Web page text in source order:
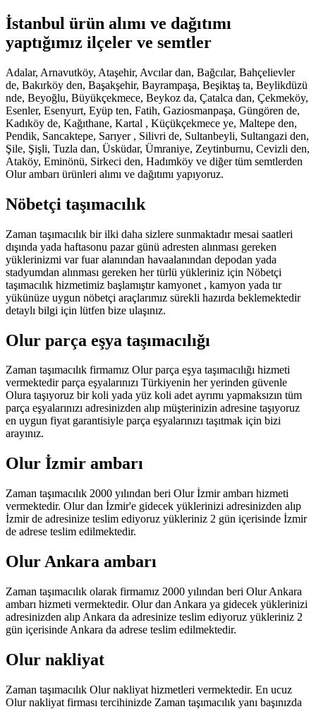
İstanbul ürün alımı ve dağıtımı
yaptığımız ilçeler ve semtler
Adalar, Arnavutköy, Ataşehir, Avcılar dan, Bağcılar, Bahçelievler
de, Bakırköy den, Başakşehir, Bayrampaşa, Beşiktaş ta, Beylikdüzü
nde, Beyoğlu, Büyükçekmece, Beykoz da, Çatalca dan, Çekmeköy,
Esenler, Esenyurt, Eyüp ten, Fatih, Gaziosmanpaşa, Güngören de,
Kadıköy de, Kağıthane, Kartal , Küçükçekmece ye, Maltepe den,
Pendik, Sancaktepe, Sarıyer , Silivri de, Sultanbeyli, Sultangazi den,
Şile, Şişli, Tuzla dan, Üsküdar, Ümraniye, Zeytinburnu, Cevizli den,
Ataköy, Eminönü, Sirkeci den, Hadımköy ve diğer tüm semtlerden
Olur ambarı ürünleri alımı ve dağıtımı yapıyoruz.
Nöbetçi taşımacılık
Zaman taşımacılık bir ilki daha sizlere sunmaktadır mesai saatleri
dışında yada haftasonu pazar günü adresten alınması gereken
yüklerinizmi var fuar alanından havaalanından depodan yada
stadyumdan alınması gereken her türlü yükleriniz için Nöbetçi
taşımacılık hizmetimiz başlamıştır kamyonet , kamyon yada tır
yükünüze uygun nöbetçi araçlarımız sürekli hazırda beklemektedir
detaylı bilgi için lütfen bize ulaşınız.
Olur parça eşya taşımacılığı
Zaman taşımacılık firmamız Olur parça eşya taşımacılığı hizmeti
vermektedir parça eşyalarınızı Türkiyenin her yerinden güvenle
Olura taşıyoruz bir koli yada yüz koli adet ayrımı yapmaksızın tüm
parça eşyalarınızı adresinizden alıp müşterinizin adresine taşıyoruz
en uygun fiyat garantisiyle parça eşyalarınızı taşıtmak için bizi
arayınız.
Olur İzmir ambarı
Zaman taşımacılık 2000 yılından beri Olur İzmir ambarı hizmeti
vermektedir. Olur dan İzmir'e gidecek yüklerinizi adresinizden alıp
İzmir de adresinize teslim ediyoruz yükleriniz 2 gün içerisinde İzmir
de adrese teslim edilmektedir.
Olur Ankara ambarı
Zaman taşımacılık olarak firmamız 2000 yılından beri Olur Ankara
ambarı hizmeti vermektedir. Olur dan Ankara ya gidecek yüklerinizi
adresinizden alıp Ankara da adresinize teslim ediyoruz yükleriniz 2
gün içerisinde Ankara da adrese teslim edilmektedir.
Olur nakliyat
Zaman taşımacılık Olur nakliyat hizmetleri vermektedir. En ucuz
Olur nakliyat firması tercihinizde Zaman taşımacılık yanı başınızda